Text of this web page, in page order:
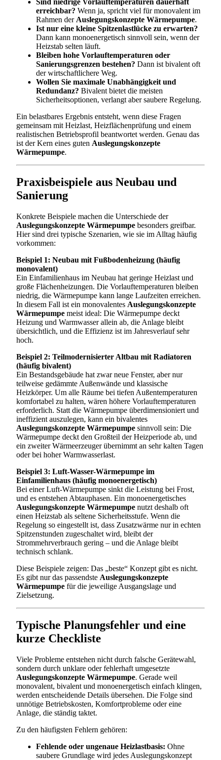
Sind niedrige Vorlauftemperaturen dauerhaft
erreichbar? Wenn ja, spricht viel für monovalent im
Rahmen der Auslegungskonzepte Wärmepumpe.
Ist nur eine kleine Spitzenlastlücke zu erwarten?
Dann kann monoenergetisch sinnvoll sein, wenn der
Heizstab selten läuft.
Bleiben hohe Vorlauftemperaturen oder
Sanierungsgrenzen bestehen? Dann ist bivalent oft
der wirtschaftlichere Weg.
Wollen Sie maximale Unabhängigkeit und
Redundanz? Bivalent bietet die meisten
Sicherheitsoptionen, verlangt aber saubere Regelung.
Ein belastbares Ergebnis entsteht, wenn diese Fragen
gemeinsam mit Heizlast, Heizflächenprüfung und einem
realistischen Betriebsprofil beantwortet werden. Genau das
ist der Kern eines guten Auslegungskonzepte
Wärmepumpe.
Praxisbeispiele aus Neubau und
Sanierung
Konkrete Beispiele machen die Unterschiede der
Auslegungskonzepte Wärmepumpe besonders greifbar.
Hier sind drei typische Szenarien, wie sie im Alltag häufig
vorkommen:
Beispiel 1: Neubau mit Fußbodenheizung (häufig
monovalent)
Ein Einfamilienhaus im Neubau hat geringe Heizlast und
große Flächenheizungen. Die Vorlauftemperaturen bleiben
niedrig, die Wärmepumpe kann lange Laufzeiten erreichen.
In diesem Fall ist ein monovalentes Auslegungskonzepte
Wärmepumpe meist ideal: Die Wärmepumpe deckt
Heizung und Warmwasser allein ab, die Anlage bleibt
übersichtlich, und die Effizienz ist im Jahresverlauf sehr
hoch.
Beispiel 2: Teilmodernisierter Altbau mit Radiatoren
(häufig bivalent)
Ein Bestandsgebäude hat zwar neue Fenster, aber nur
teilweise gedämmte Außenwände und klassische
Heizkörper. Um alle Räume bei tiefen Außentemperaturen
komfortabel zu halten, wären höhere Vorlauftemperaturen
erforderlich. Statt die Wärmepumpe überdimensioniert und
ineffizient auszulegen, kann ein bivalentes
Auslegungskonzepte Wärmepumpe sinnvoll sein: Die
Wärmepumpe deckt den Großteil der Heizperiode ab, und
ein zweiter Wärmeerzeuger übernimmt an sehr kalten Tagen
oder bei hoher Warmwasserlast.
Beispiel 3: Luft-Wasser-Wärmepumpe im
Einfamilienhaus (häufig monoenergetisch)
Bei einer Luft-Wärmepumpe sinkt die Leistung bei Frost,
und es entstehen Abtauphasen. Ein monoenergetisches
Auslegungskonzepte Wärmepumpe nutzt deshalb oft
einen Heizstab als seltene Sicherheitsstufe. Wenn die
Regelung so eingestellt ist, dass Zusatzwärme nur in echten
Spitzenstunden zugeschaltet wird, bleibt der
Strommehrverbrauch gering – und die Anlage bleibt
technisch schlank.
Diese Beispiele zeigen: Das „beste“ Konzept gibt es nicht.
Es gibt nur das passendste Auslegungskonzepte
Wärmepumpe für die jeweilige Ausgangslage und
Zielsetzung.
Typische Planungsfehler und eine
kurze Checkliste
Viele Probleme entstehen nicht durch falsche Gerätewahl,
sondern durch unklare oder fehlerhaft umgesetzte
Auslegungskonzepte Wärmepumpe. Gerade weil
monovalent, bivalent und monoenergetisch einfach klingen,
werden entscheidende Details übersehen. Die Folge sind
unnötige Betriebskosten, Komfortprobleme oder eine
Anlage, die ständig taktet.
Zu den häufigsten Fehlern gehören:
Fehlende oder ungenaue Heizlastbasis: Ohne
saubere Grundlage wird jedes Auslegungskonzept